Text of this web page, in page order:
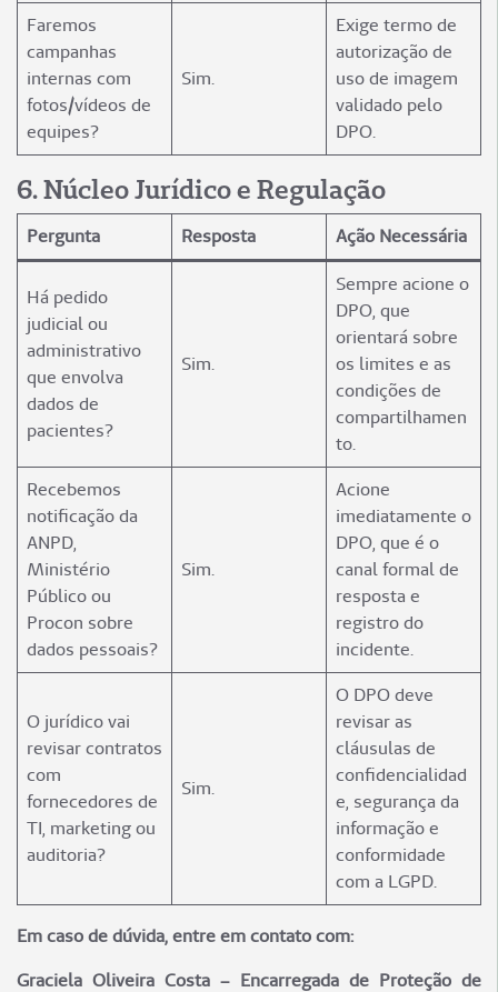
Faremos
campanhas
internas com
fotos/vídeos de
equipes?
Sim.
Exige termo de
autorização de
uso de imagem
validado pelo
DPO.
6️. Núcleo Jurídico e Regulação
Pergunta Resposta Ação Necessária
Há pedido
judicial ou
administrativo
que envolva
dados de
pacientes?
Sim.
Sempre acione o
DPO, que
orientará sobre
os limites e as
condições de
compartilhamen
to.
Recebemos
notificação da
ANPD,
Ministério
Público ou
Procon sobre
dados pessoais?
Sim.
Acione
imediatamente o
DPO, que é o
canal formal de
resposta e
registro do
incidente.
O jurídico vai
revisar contratos
com
fornecedores de
TI, marketing ou
auditoria?
Sim.
O DPO deve
revisar as
cláusulas de
confidencialidad
e, segurança da
informação e
conformidade
com a LGPD.
Em caso de dúvida, entre em contato com:
Graciela Oliveira Costa – Encarregada de Proteção de